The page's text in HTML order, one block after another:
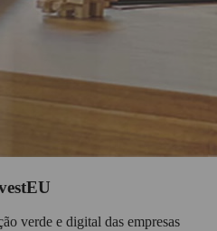
verde e digital das empresas